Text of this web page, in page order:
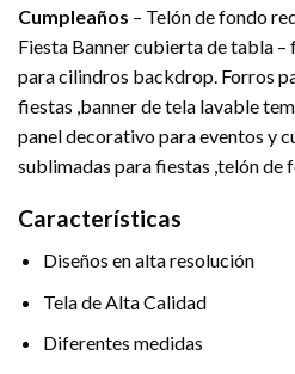
Cumpleaños – Telón de fondo
Fiesta Banner cubierta de tabla –
para cilindros backdrop. Forros
fiestas ,banner de tela lavable
panel decorativo para eventos y
sublimadas para fiestas ,telón de
Características
Diseños en alta resolución
Tela de Alta Calidad
Diferentes medidas